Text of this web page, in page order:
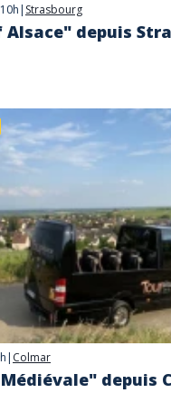
10h | Strasbourg
Alsace" depuis
| Colmar
depuis